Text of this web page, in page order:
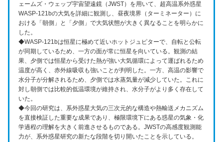
ェームズ・ウェッブ宇宙望遠鏡（JWST）を用いて、超高温系外惑星
WASP-121bの大気を詳細に観測し、昼夜境界（ターミネーター）に
おける「朝側」と「夕側」で大気状態が大きく異なることを明らかに
した。
◆WASP-121bは恒星に極めて近いホットジュピターで、自転と公転
が同期しているため、一方の面が常に恒星を向いている。観測の結
果、夕側では恒星から受けた熱が強い大気循環によって運ばれるため
温度が高く、赤外線吸収も強いことが判明した。一方、高温の影響で
水分子が分解されるため、夕側では水蒸気量が減少していた。これに
対し朝側では比較的低温環境が維持され、水分子がより多く存在して
いた。
◆今回の研究は、系外惑星大気の三次元的な構造や熱輸送メカニズム
を直接検証した重要な成果であり、極限環境下にある惑星の気象・化
学過程の理解を大きく前進させるものである。JWSTの高感度観測能
力が、系外惑星研究の新たな段階を切り開いたことを示している。